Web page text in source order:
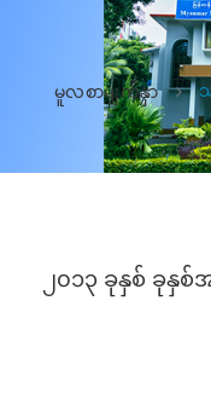
မူလစာမျက်နှာ
၂၀၁၃ ခုနှစ် ခု